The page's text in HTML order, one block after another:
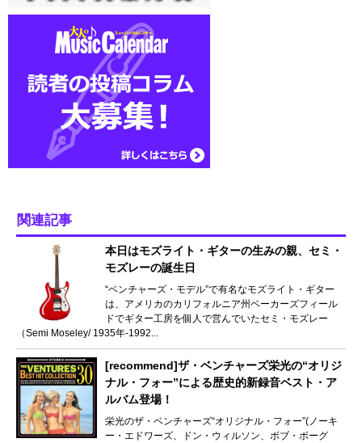
関連記事
本日はモズライト・ギターの生みの親、セミ・
モズレーの誕生日
“ベンチャーズ・モデル”で有名なモズライト・ギター
は、アメリカのカリフォルニア州ベーカーズフィール
ドでギター工房を個人で営んでいたセミ・モズレー
（Semi Moseley/ 1935年‐1992...
[recommend]ザ・ベンチャーズ栄光の“オリジ
ナル・フォー”による歴史的新録音ベスト・ア
ルバム登場！
栄光のザ・ベンチャーズ“オリジナル・フォー”(ノーキ
ー・エドワーズ、ドン・ウィルソン、ボブ・ボーグ